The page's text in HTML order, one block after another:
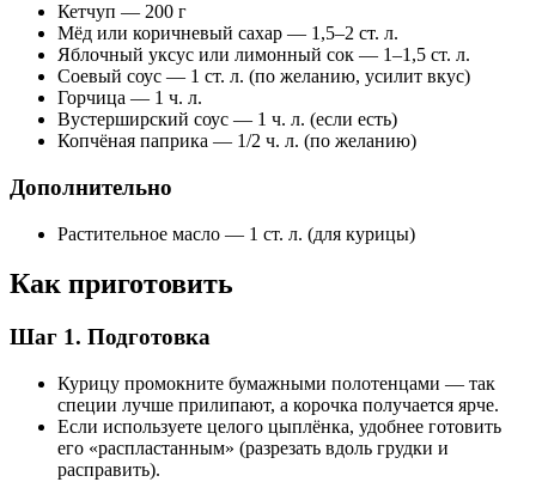
Кетчуп — 200 г
Мёд или коричневый сахар — 1,5–2 ст. л.
Яблочный уксус или лимонный сок — 1–1,5 ст. л.
Соевый соус — 1 ст. л. (по желанию, усилит вкус)
Горчица — 1 ч. л.
Вустерширский соус — 1 ч. л. (если есть)
Копчёная паприка — 1/2 ч. л. (по желанию)
Дополнительно
Растительное масло — 1 ст. л. (для курицы)
Как приготовить
Шаг 1. Подготовка
Курицу промокните бумажными полотенцами — так
специи лучше прилипают, а корочка получается ярче.
Если используете целого цыплёнка, удобнее готовить
его «распластанным» (разрезать вдоль грудки и
расправить).